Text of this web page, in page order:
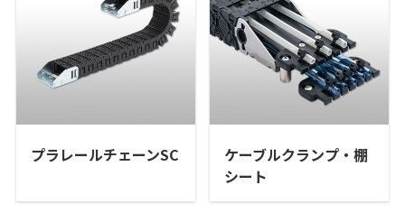
プラレールチェーンSC
ケーブルクランプ・棚
シート